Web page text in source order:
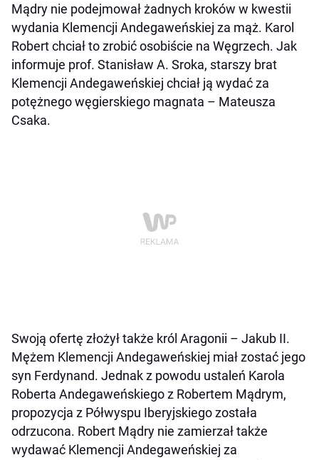
Mądry nie podejmował żadnych kroków w kwestii
wydania Klemencji Andegaweńskiej za mąż. Karol
Robert chciał to zrobić osobiście na Węgrzech. Jak
informuje prof. Stanisław A. Sroka, starszy brat
Klemencji Andegaweńskiej chciał ją wydać za
potężnego węgierskiego magnata – Mateusza
Csaka.
Swoją ofertę złożył także król Aragonii – Jakub II.
Mężem Klemencji Andegaweńskiej miał zostać jego
syn Ferdynand. Jednak z powodu ustaleń Karola
Roberta Andegaweńskiego z Robertem Mądrym,
propozycja z Półwyspu Iberyjskiego została
odrzucona. Robert Mądry nie zamierzał także
wydawać Klemencji Andegaweńskiej za